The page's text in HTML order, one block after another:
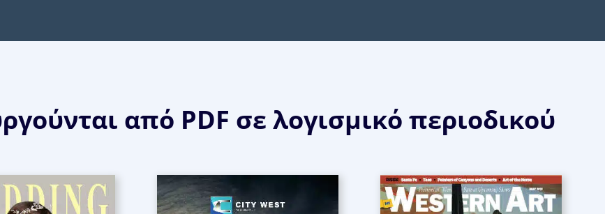
από PDF σε λογισμικό περιοδικού